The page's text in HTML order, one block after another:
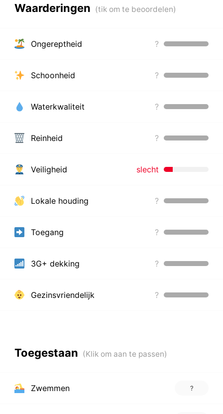
Waarderingen
Ongereptheid ?
Schoonheid ?
Waterkwaliteit ?
Reinheid ?
Veiligheid slecht
Lokale houding ?
Toegang ?
3G+ dekking ?
Gezinsvriendelijk ?
Toegestaan
Zwemmen ?